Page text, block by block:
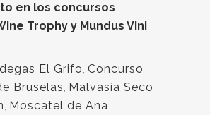
en los concursos
Trophy y Mundus Vini
El Grifo, Concurso
Bruselas, Malvasía Seco
, Moscatel de Ana